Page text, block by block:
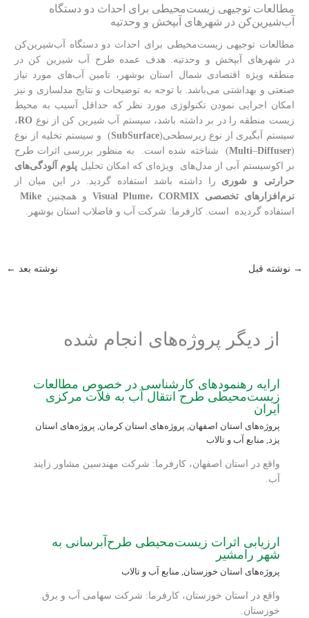
مطالعات توجیهی زیست‌محیطی برای احداث دو دستگاه
آب‌شیرین‌کن در شهرهای آبپخش و وحدتیه
مطالعات توجیهی زیست‌محیطی برای احداث دو دستگاه آب‌شیرین‌کن
در شهرهای آبپخش و وحدتیه. هدف عمده طرح آب شیرین کن در
منطقه ویژه اقتصادی شمال استان بوشهر، تامین آب‌های مورد نیاز
صنعتی و بهداشتی می‌باشد. با توجه به توضیحات و نتایج مدلسازی و نیز
امکان اجرایی نمودن تکنولوژی مورد نظر که حداقل آسیب به محیط
زیست منطقه را در بر داشته باشد، سیستم آب شیرین کن از نوع RO،
سیستم آبگیری از نوع زیرسطحی(SubSurface) و سیستم تخلیه از نوع
(
Multi–Diffuser
) شناخته شده است. به منظور بررسی اثرات طرح
بر اکوسیستم آبی از مدل‌های ویژه‌ای که امکان تحلیل پلوم آلودگی‌های
حرارتی و شوری را داشته باشد استفاده گردید. در این میان از
نرم‌افزارهای تخصصی Visual Plume، CORMIX
و همچنینMike
استفاده گردیده است. کارفرما: شرکت آب و فاضلاب استان بوشهر.
→ نوشته قبل نوشته بعد ←
از دیگر پروژه‌های انجام شده
ارایه رهنمودهای کارشناسی در خصوص مطالعات
زیست‌محیطی طرح انتقال آب به فلات مرکزی
ایران
پروژه‌های استان اصفهان, پروژه‌های استان کرمان, پروژه‌های استان
یزد, منابع آب و تالاب
واقع در استان اصفهان، کارفرما: شرکت مهندسین مشاور زایند
آب.
ارزیابی اثرات زیست‌محیطی طرح‌آبرسانی به
شهر رامشیر
پروژه‌های استان خوزستان, منابع آب و تالاب
واقع در استان خوزستان، کارفرما: شرکت سهامی آب و برق
خوزستان.